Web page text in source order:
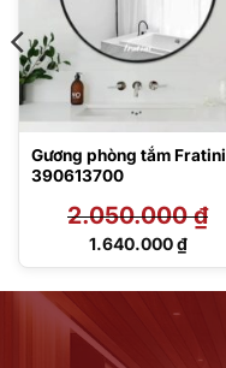
Gương phòng tắm Fratini
390613700
2.050.000₫
Giá
1.640.000₫
Giá